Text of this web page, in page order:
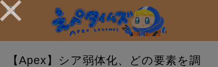
【Apex】シア弱体化、どの要素を調